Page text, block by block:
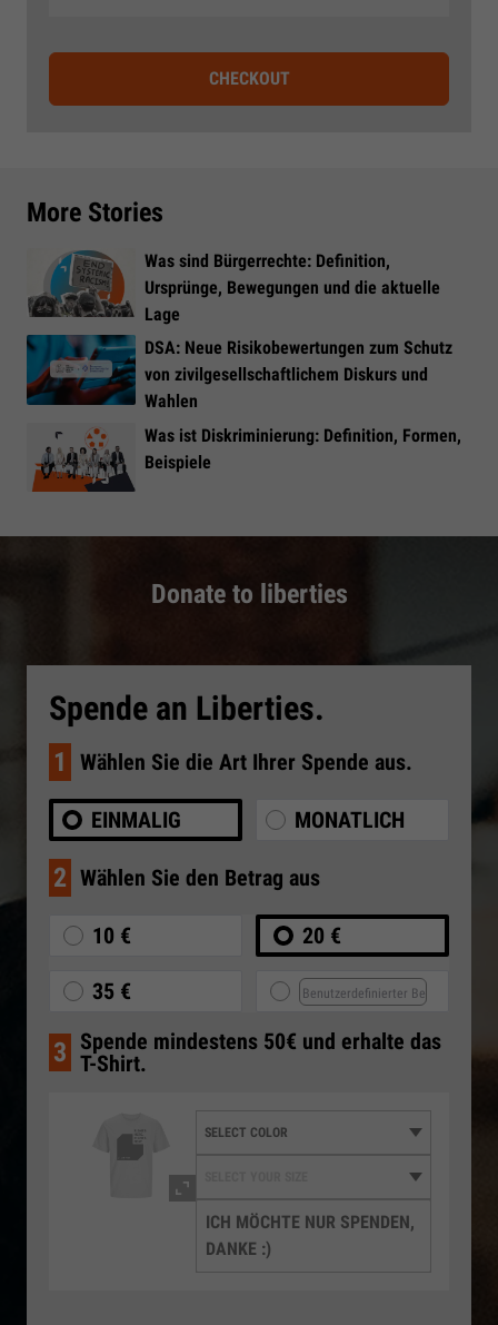
CHECKOUT
More Stories
Was sind Bürgerrechte: Definition,
Ursprünge, Bewegungen und die aktuelle
Lage
DSA: Neue Risikobewertungen zum Schutz
von zivilgesellschaftlichem Diskurs und
Wahlen
Was ist Diskriminierung: Definition, Formen,
Beispiele
Donate to liberties
Spende an Liberties.
1 Wählen Sie die Art Ihrer Spende aus.
EINMALIG MONATLICH
2 Wählen Sie den Betrag aus
10 € 20 €
35 €
3 Spende mindestens 50€ und erhalte das
T-Shirt.
ICH MÖCHTE NUR SPENDEN,
DANKE :)